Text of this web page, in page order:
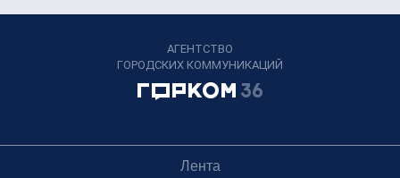
АГЕНТСТВО
ГОРОДСКИХ КОММУНИКАЦИЙ
Лента